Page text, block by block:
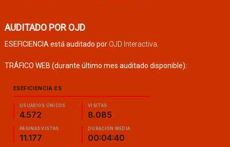
AUDITADO POR OJD
ESEFICIENCIA está auditado por OJD Interactiva
TRÁFICO WEB (durante último mes auditado disponible):